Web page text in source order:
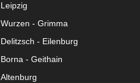
Leipzig
Wurzen - Grimma
Delitzsch - Eilenburg
Borna - Geithain
Altenburg